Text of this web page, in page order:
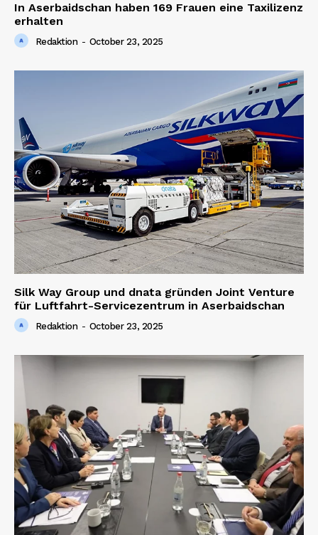
In Aserbaidschan haben 169 Frauen eine Taxilizenz
erhalten
Redaktion - October 23, 2025
Silk Way Group und dnata gründen Joint Venture
für Luftfahrt-Servicezentrum in Aserbaidschan
Redaktion - October 23, 2025